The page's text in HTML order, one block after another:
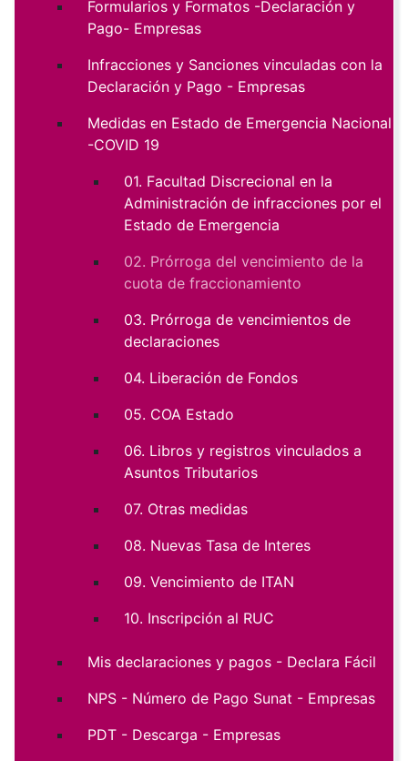
Formularios y Formatos -Declaración y
Pago- Empresas
Infracciones y Sanciones vinculadas con la
Declaración y Pago - Empresas
Medidas en Estado de Emergencia Nacional
-COVID 19
01. Facultad Discrecional en la
Administración de infracciones por el
Estado de Emergencia
02. Prórroga del vencimiento de la
cuota de fraccionamiento
03. Prórroga de vencimientos de
declaraciones
04. Liberación de Fondos
05. COA Estado
06. Libros y registros vinculados a
Asuntos Tributarios
07. Otras medidas
08. Nuevas Tasa de Interes
09. Vencimiento de ITAN
10. Inscripción al RUC
Mis declaraciones y pagos - Declara Fácil
NPS - Número de Pago Sunat - Empresas
PDT - Descarga - Empresas